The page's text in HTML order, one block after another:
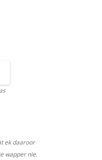
ek daaroor
wapper nie.